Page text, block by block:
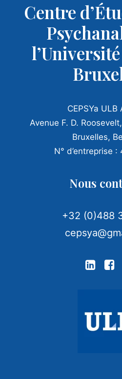
Centre
CEPSYa ULB
Avenue F. D.
Bruxelles,
N° d’entreprise :
Nous
+32 (0)488